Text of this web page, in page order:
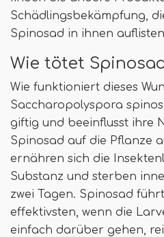
Schädlingsbekämpfung,
Spinosad in ihnen
Wie tötet
Wie funktioniert dieses
Saccharopolyspora
giftig und beeinflusst ihre
Spinosad auf die Pflanze
ernähren sich die
Substanz und sterben
zwei Tagen. Spinosad
effektivsten, wenn die
einfach darüber gehen,